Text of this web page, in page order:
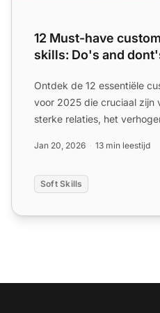
12 Must-have
skills: Do's and
Ontdek de 12 essentiële
voor 2025 die cruciaal zijn
sterke relaties, het
Jan 20, 2026 13 min leestijd
Soft Skills